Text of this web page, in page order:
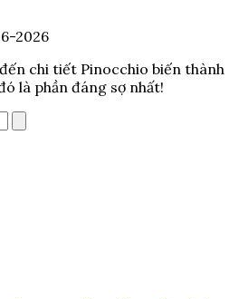
2026
chi tiết Pinocchio biến thành
là phần đáng sợ nhất!